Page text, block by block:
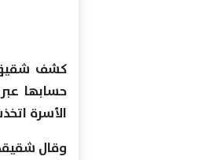
كشف شقيق
حسابها
الأسرة
وقال